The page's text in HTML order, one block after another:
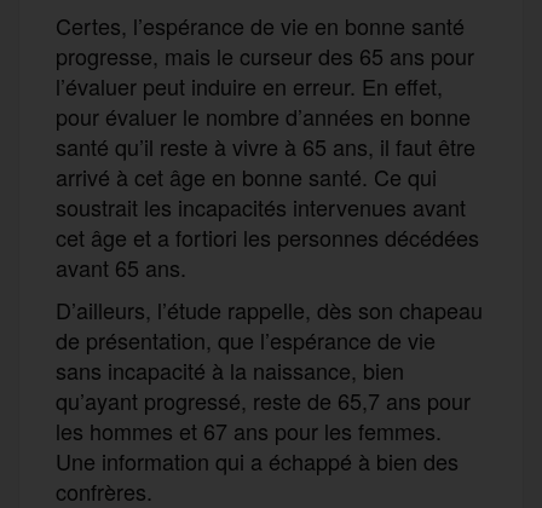
Certes, l’espérance de vie en bonne santé
progresse, mais le curseur des 65 ans pour
l’évaluer peut induire en erreur. En effet,
pour évaluer le nombre d’années en bonne
santé qu’il reste à vivre à 65 ans, il faut être
arrivé à cet âge en bonne santé. Ce qui
soustrait les incapacités intervenues avant
cet âge et a fortiori les personnes décédées
avant 65 ans.
D’ailleurs, l’étude rappelle, dès son chapeau
de présentation, que l’espérance de vie
sans incapacité à la naissance, bien
qu’ayant progressé, reste de 65,7 ans pour
les hommes et 67 ans pour les femmes.
Une information qui a échappé à bien des
confrères.